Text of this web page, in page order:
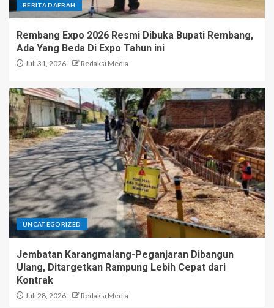
BERITA DAERAH
Rembang Expo 2026 Resmi Dibuka Bupati Rembang,
Ada Yang Beda Di Expo Tahun ini
Juli 31, 2026 Redaksi Media
UNCATEGORIZED
Jembatan Karangmalang-Peganjaran Dibangun
Ulang, Ditargetkan Rampung Lebih Cepat dari
Kontrak
Juli 28, 2026 Redaksi Media